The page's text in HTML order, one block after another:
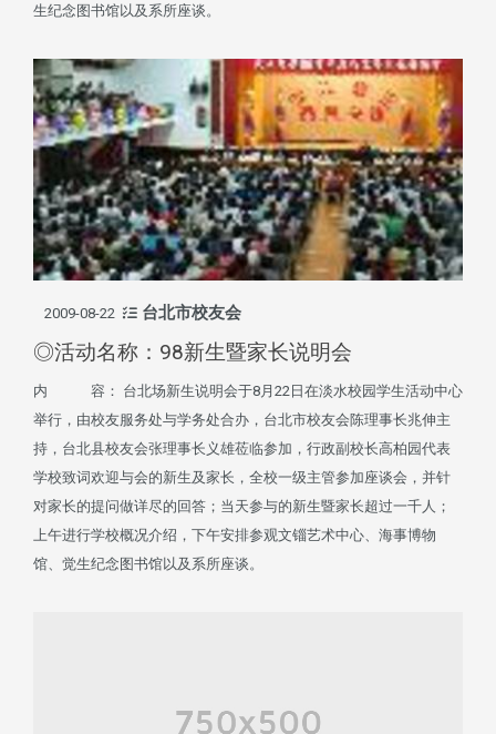
生纪念图书馆以及系所座谈。
2009-08-22 台北市校友会
◎活动名称：98新生暨家长说明会
内 容： 台北场新生说明会于8月22日在淡水校园学生活动中心
举行，由校友服务处与学务处合办，台北市校友会陈理事长兆伸主
持，台北县校友会张理事长义雄莅临参加，行政副校长高柏园代表
学校致词欢迎与会的新生及家长，全校一级主管参加座谈会，并针
对家长的提问做详尽的回答；当天参与的新生暨家长超过一千人；
上午进行学校概况介绍，下午安排参观文锱艺术中心、海事博物
馆、觉生纪念图书馆以及系所座谈。